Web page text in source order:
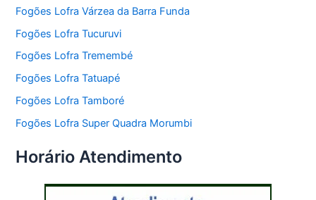
Fogões Lofra Várzea da Barra Funda
Fogões Lofra Tucuruvi
Fogões Lofra Tremembé
Fogões Lofra Tatuapé
Fogões Lofra Tamboré
Fogões Lofra Super Quadra Morumbi
Horário Atendimento